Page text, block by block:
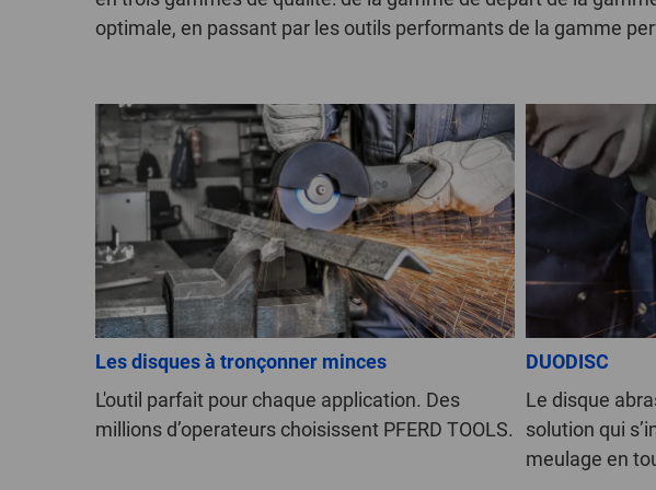
optimale, en passant par les outils performants de la gamme
Les disques à tronçonner minces
L'outil parfait pour chaque application. Des
millions d’operateurs choisissent PFERD TOOLS.
DUODISC
Le disque
solution qui
meulage en